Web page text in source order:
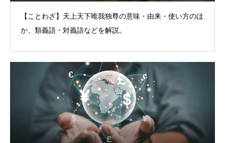
【ことわざ】天上天下唯我独尊の意味・由来・使い方のほ
か、類義語・対義語などを解説。